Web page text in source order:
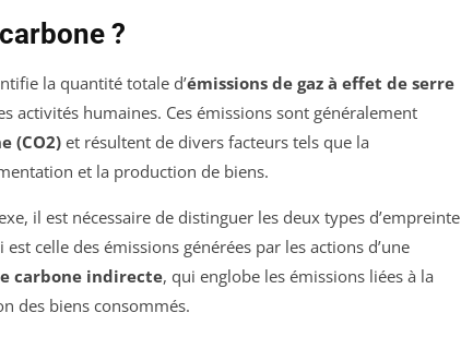
?
la quantité totale d’émissions de gaz à effet de serre
activités humaines. Ces émissions sont généralement
(CO2) et résultent de divers facteurs tels que la
et la production de biens.
il est nécessaire de distinguer les deux types d’empreinte
est celle des émissions générées par les actions d’une
carbone indirecte, qui englobe les émissions liées à la
des biens consommés.